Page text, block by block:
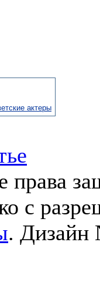
актеры
права
с
. Дизайн